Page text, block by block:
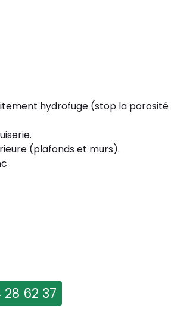
hydrofuge (stop la porosité
(plafonds et murs).
28 62 37